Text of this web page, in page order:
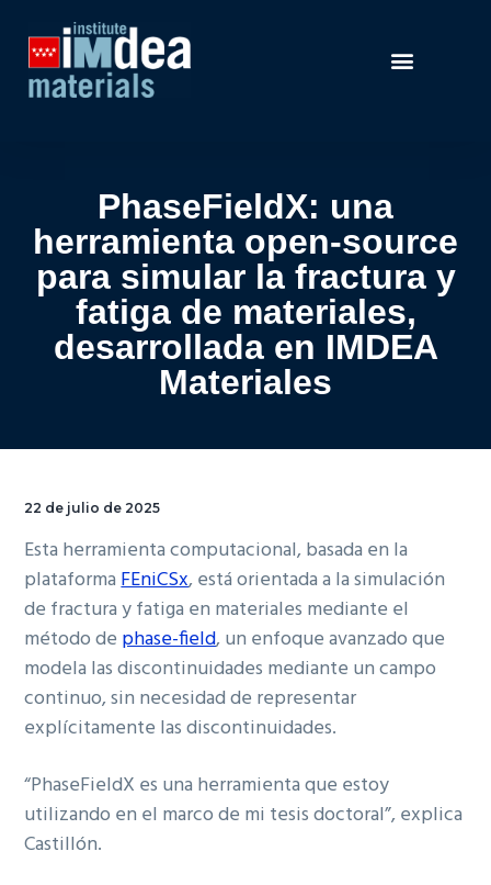
PhaseFieldX: una
herramienta open-source
para simular la fractura y
fatiga de materiales,
desarrollada en IMDEA
Materiales
22 de julio de 2025
Esta herramienta computacional, basada en la
plataformaFEniCSx, está orientada a la simulación
de fractura y fatiga en materiales mediante el
método de phase-field, un enfoque avanzado que
modela las discontinuidades mediante un campo
continuo, sin necesidad de representar
explícitamente las discontinuidades.
“PhaseFieldX es una herramienta que estoy
utilizando en el marco de mi tesis doctoral”, explica
Castillón.